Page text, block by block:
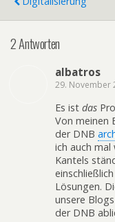
2 Antworten
albatros
29. November
Es ist das
Von meinen
der DNB
ich auch mal
Kantels
Lösungen.
unsere
der DNB